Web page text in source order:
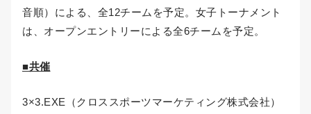
音順）による、全12チームを予定。女子トーナメント
は、オープンエントリーによる全6チームを予定。
■共催
3×3.EXE（クロススポーツマーケティング株式会社）